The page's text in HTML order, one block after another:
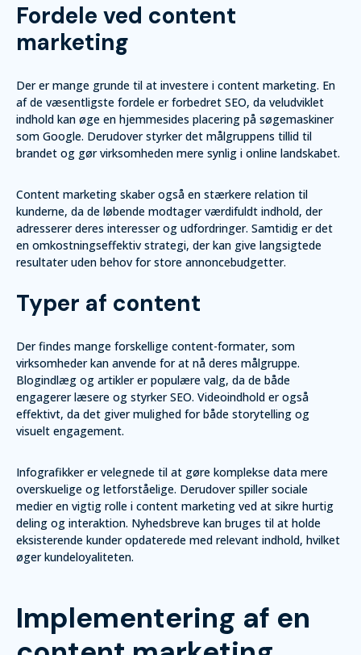
Fordele ved content
marketing
Der er mange grunde til at investere i content marketing. En
af de væsentligste fordele er forbedret SEO, da veludviklet
indhold kan øge en hjemmesides placering på søgemaskiner
som Google. Derudover styrker det målgruppens tillid til
brandet og gør virksomheden mere synlig i online landskabet.
Content marketing skaber også en stærkere relation til
kunderne, da de løbende modtager værdifuldt indhold, der
adresserer deres interesser og udfordringer. Samtidig er det
en omkostningseffektiv strategi, der kan give langsigtede
resultater uden behov for store annoncebudgetter.
Typer af content
Der findes mange forskellige content-formater, som
virksomheder kan anvende for at nå deres målgruppe.
Blogindlæg og artikler er populære valg, da de både
engagerer læsere og styrker SEO. Videoindhold er også
effektivt, da det giver mulighed for både storytelling og
visuelt engagement.
Infografikker er velegnede til at gøre komplekse data mere
overskuelige og letforståelige. Derudover spiller sociale
medier en vigtig rolle i content marketing ved at sikre hurtig
deling og interaktion. Nyhedsbreve kan bruges til at holde
eksisterende kunder opdaterede med relevant indhold, hvilket
øger kundeloyaliteten.
Implementering af en